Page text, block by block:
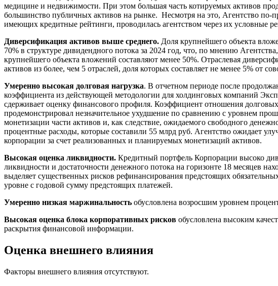
медицине и недвижимости. При этом большая часть котируемых активов
большинство публичных активов на рынке. Несмотря на это, Агентство по-
имеющих кредитные рейтинги, проводилась агентством через их условные
Диверсификация активов выше среднего. Доля крупнейшего объекта
70% в структуре дивидендного потока за 2024 год, что, по мнению
крупнейшего объекта вложений составляют менее 50%. Отраслевая
активов из более, чем 5 отраслей, доля которых составляет не менее 5% от
Умеренно высокая долговая нагрузка. В отчетном периоде после
коэффициента из действующей методологии для холдинговых компаний
сдерживает оценку финансового профиля. Коэффициент отношения
продемонстрировал незначительное ухудшение по сравнению с уровнем
монетизации части активов и, как следствие, ожидаемого свободного
процентные расходы, которые составили 55 млрд руб. Агентство ожидает
корпорации за счет реализованных и планируемых монетизаций активов.
Высокая оценка ликвидности. Кредитный портфель Корпорации высоко
ликвидности и достаточности денежного потока на горизонте 18 месяцев
выделяет существенных рисков рефинансирования предстоящих
уровне с годовой сумму предстоящих платежей.
Умеренно низкая маржинальность обусловлена возросшим уровнем
Высокая оценка блока корпоративных рисков обусловлена высоким
раскрытия финансовой информации.
Оценка внешнего влияния
Факторы внешнего влияния отсутствуют.